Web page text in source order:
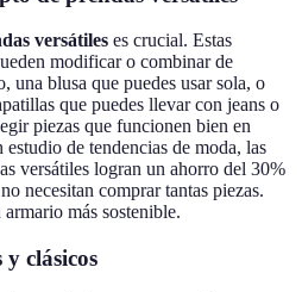
versátiles es crucial. Estas
modificar o combinar de
una blusa que puedes usar sola, o
que puedes llevar con jeans o
piezas que funcionen bien en
de tendencias de moda, las
versátiles logran un ahorro del 30%
necesitan comprar tantas piezas.
más sostenible.
clásicos